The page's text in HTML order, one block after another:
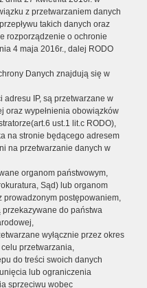
z przetwarzaniem danych
takich danych oraz
rozporządzenie o ochronie
4 maja 2016r., dalej RODO
Danych znajdują się w
IP, są przetwarzane w
oraz wypełnienia obowiązków
ust.1 lit.c RODO),
na stronie będącego adresem
na przetwarzanie danych w
organom państwowym,
Sąd) lub organom
prowadzonym postępowaniem,
do państwa
wyłącznie przez okres
przetwarzania,
do treści swoich danych
lub ograniczenia
sprzeciwu wobec